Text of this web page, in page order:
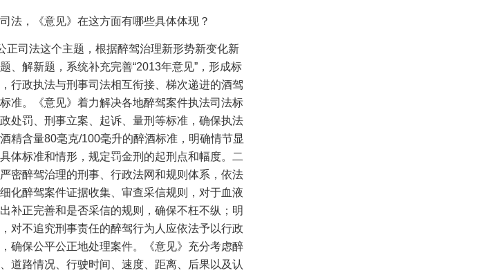
法，《意见》在这方面有哪些具体体现？
正司法这个主题，根据醉驾治理新形势新变化新
、解新题，系统补充完善“2013年意见”，形成标
行政执法与刑事司法相互衔接、梯次递进的酒驾
准。《意见》着力解决各地醉驾案件执法司法标
处罚、刑事立案、起诉、量刑等标准，确保执法
精含量80毫克/100毫升的醉酒标准，明确情节显
体标准和情形，规定罚金刑的起刑点和幅度。二
密醉驾治理的刑事、行政法网和规则体系，依法
化醉驾案件证据收集、审查采信规则，对于血液
补正完善和是否采信的规则，确保不枉不纵；明
对不追究刑事责任的醉驾行为人应依法予以行政
确保公平公正地处理案件。《意见》充分考虑醉
道路情况、行驶时间、速度、距离、后果以及认